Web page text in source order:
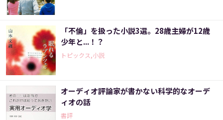
「不倫」を扱った小説3選。28歳主婦が12歳
少年と...！？
トピックス,小説
オーディオ評論家が書かない科学的なオーデ
ィオの話
書評